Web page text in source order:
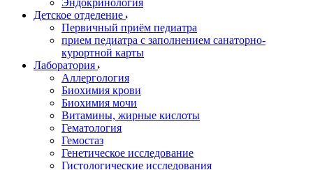
Эндокринология
Детское отделение
Первичный приём педиатра
прием педиатра с заполнением санаторно-
курортной карты
Лаборатория
Аллергология
Биохимия крови
Биохимия мочи
Витамины, жирные кислоты
Гематология
Гемостаз
Генетическое исследование
Гистологические исследования